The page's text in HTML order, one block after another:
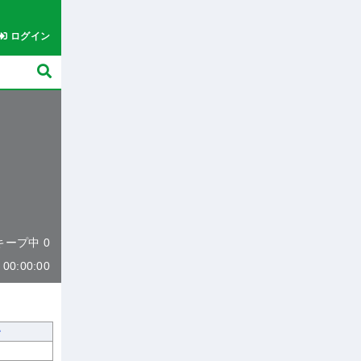
ログイン
ープ中 0
00:00:00